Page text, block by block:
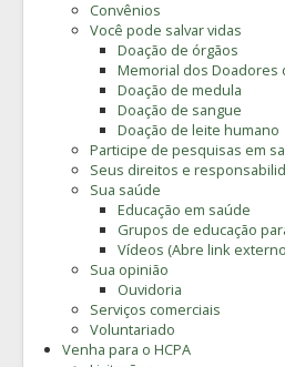
Convênios
Você pode salvar vidas
Doação de órgãos
Memorial dos Doadores
Doação de medula
Doação de sangue
Doação de leite humano
Participe de pesquisas em
Seus direitos e
Sua saúde
Educação em saúde
Grupos de educação
Vídeos (Abre link
Sua opinião
Ouvidoria
Serviços comerciais
Voluntariado
Venha para o HCPA